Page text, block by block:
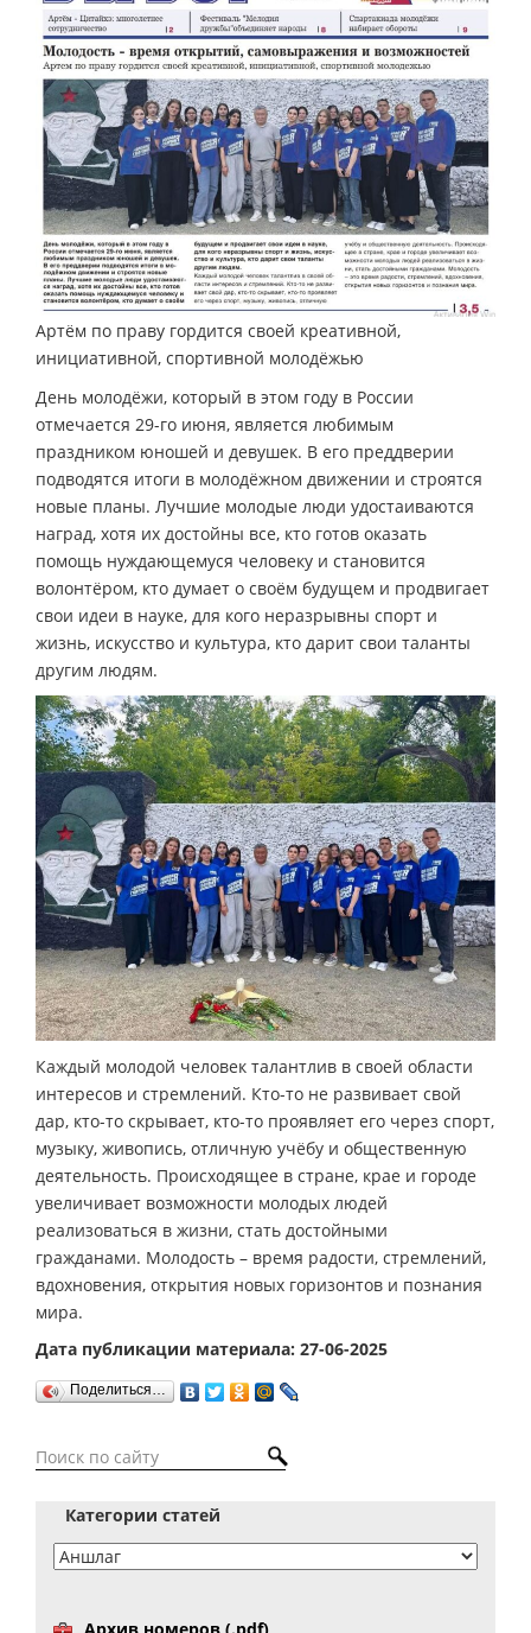
Артём по праву гордится своей креативной,
инициативной, спортивной молодёжью
День молодёжи, который в этом году в России
отмечается 29-го июня, является любимым
праздником юношей и девушек. В его преддверии
подводятся итоги в молодёжном движении и строятся
новые планы. Лучшие молодые люди удостаиваются
наград, хотя их достойны все, кто готов оказать
помощь нуждающемуся человеку и становится
волонтёром, кто думает о своём будущем и продвигает
свои идеи в науке, для кого неразрывны спорт и
жизнь, искусство и культура, кто дарит свои таланты
другим людям.
Каждый молодой человек талантлив в своей области
интересов и стремлений. Кто-то не развивает свой
дар, кто-то скрывает, кто-то проявляет его через спорт,
музыку, живопись, отличную учёбу и общественную
деятельность. Происходящее в стране, крае и городе
увеличивает возможности молодых людей
реализоваться в жизни, стать достойными
гражданами. Молодость – время радости, стремлений,
вдохновения, открытия новых горизонтов и познания
мира.
Дата публикации материала: 27-06-2025
Поделиться…
Категории статей
Архив номеров (.pdf)